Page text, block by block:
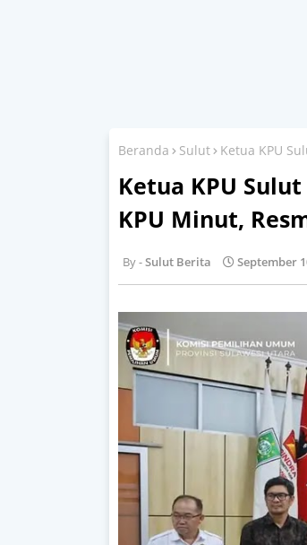
Beranda Sulut Ketua KPU
Ketua KPU
KPU Minut,
Sulut Berita September